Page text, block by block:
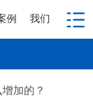
例 我们
加的？